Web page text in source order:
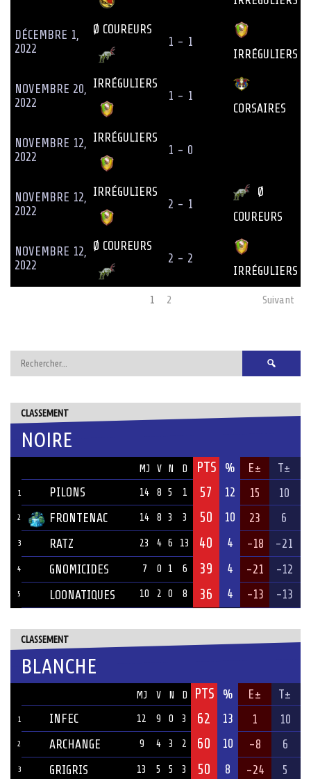
DÉCEMBRE 1,
2022
Ø COUREURS
1 - 1
IRRÉGULIERS
NOVEMBRE 20,
2022
IRRÉGULIERS
1 - 1
CORSAIRES
NOVEMBRE 12,
2022
IRRÉGULIERS
1 - 0
NOVEMBRE 12,
2022
IRRÉGULIERS
2 - 1
Ø
COUREURS
NOVEMBRE 12,
2022
Ø COUREURS
2 - 2
IRRÉGULIERS
1 2 Suivant
Rechercher :
CLASSEMENT
NOIRE
MJ V N D PTS % E± T±
1 PILONS 14 8 5 1 57 12 15 10
2 FRONTENAC 14 8 3 3 50 10 23 6
3 RATZ 23 4 6 13 40 4 -18 -21
4 GNOMICIDES 7 0 1 6 39 4 -21 -12
5 LOONATIQUES 10 2 0 8 36 4 -13 -13
CLASSEMENT
BLANCHE
MJ V N D PTS % E± T±
1 INFEC 12 9 0 3 62 13 1 10
2 ARCHANGE 9 4 3 2 60 10 -8 6
3 GRIGRIS 13 5 5 3 50 8 -24 5